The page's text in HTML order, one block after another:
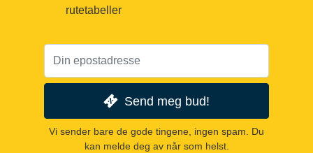
rutetabeller
Send meg bud!
Vi sender bare de gode tingene, ingen spam. Du
kan melde deg av når som helst.